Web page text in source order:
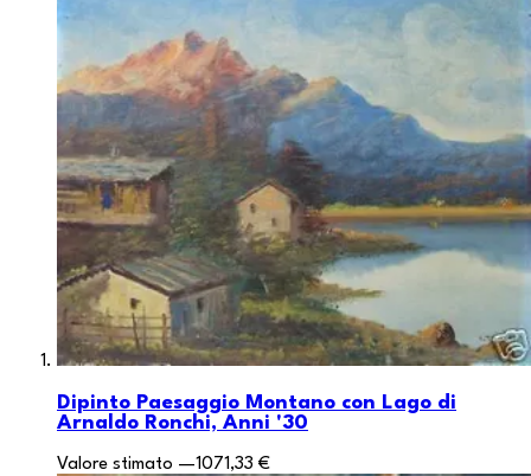
Dipinto Paesaggio Montano con Lago di
Arnaldo Ronchi, Anni '30
Valore stimato —1071,33 €